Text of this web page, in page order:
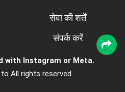
सेवा की शर्तें
संपर्क करें
with Instagram or Meta.
All rights reserved.